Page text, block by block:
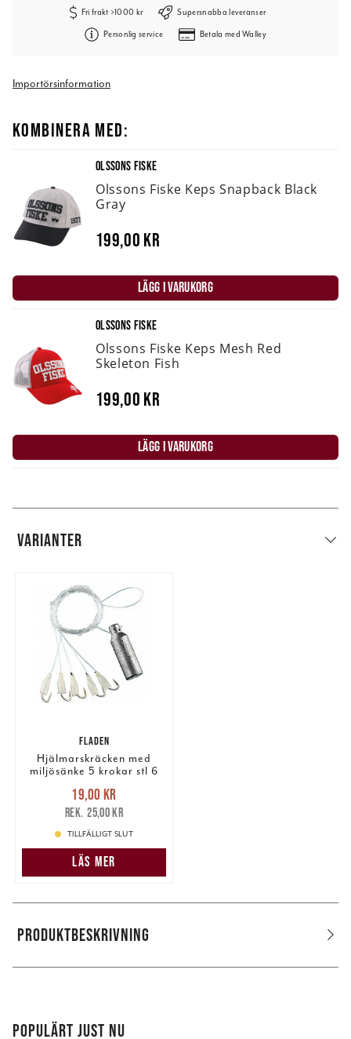
Fri frakt >1000 kr Supersnabba leveranser
Personlig service Betala med Walley
Importörsinformation
KOMBINERA MED:
OLSSONS FISKE
Olssons Fiske Keps Snapback Black
Gray
199,00 kr
LÄGG I VARUKORG
OLSSONS FISKE
Olssons Fiske Keps Mesh Red
Skeleton Fish
199,00 kr
LÄGG I VARUKORG
VARIANTER
FLADEN
Hjälmarskräcken med
miljösänke 5 krokar stl 6
Nuvarande pris
19,00 krTidigare pris
25,00 kr
19,00 kr
25,00 kr
TILLFÄLLIGT SLUT
LÄS MER
PRODUKTBESKRIVNING
POPULÄRT JUST NU